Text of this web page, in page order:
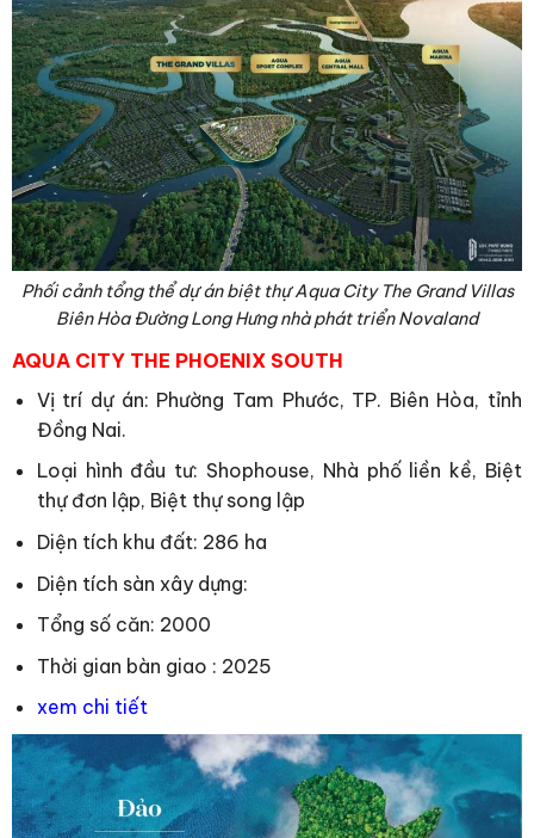
Phối cảnh tổng thể dự án biệt thự Aqua City The Grand Villas
Biên Hòa Đường Long Hưng nhà phát triển Novaland
AQUA CITY THE PHOENIX SOUTH
Vị trí dự án: Phường Tam Phước, TP. Biên Hòa, tỉnh
Đồng Nai.
Loại hình đầu tư: Shophouse, Nhà phố liền kề, Biệt
thự đơn lập, Biệt thự song lập
Diện tích khu đất: 286 ha
Diện tích sàn xây dựng:
Tổng số căn: 2000
Thời gian bàn giao : 2025
xem chi tiết